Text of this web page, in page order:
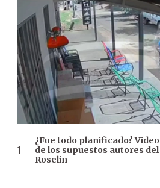
¿Fue todo planificado?
de los supuestos autores
Roselin